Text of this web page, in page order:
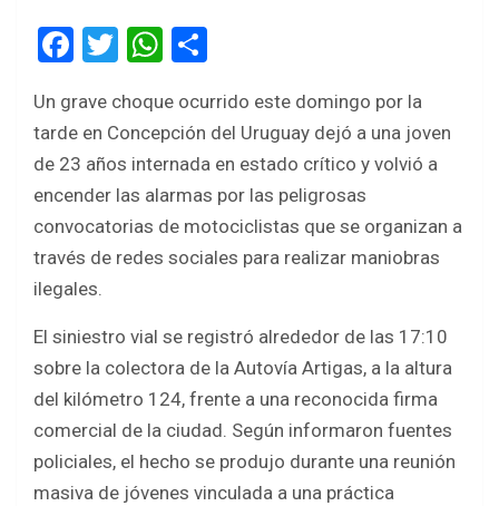
F
ce
b
o
o
k
T
tt
er
W
at
s
A
p
p
ar
e
Un grave choque ocurrido este domingo por la
tarde en Concepción del Uruguay dejó a una joven
de 23 años internada en estado crítico y volvió a
encender las alarmas por las peligrosas
convocatorias de motociclistas que se organizan a
través de redes sociales para realizar maniobras
ilegales.
El siniestro vial se registró alrededor de las 17:10
sobre la colectora de la Autovía Artigas, a la altura
del kilómetro 124, frente a una reconocida firma
comercial de la ciudad. Según informaron fuentes
policiales, el hecho se produjo durante una reunión
masiva de jóvenes vinculada a una práctica